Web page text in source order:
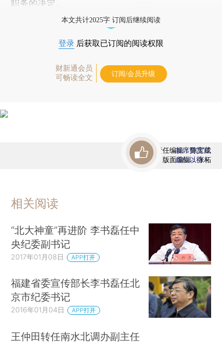
职务的决定。
本文共计2025字 订阅后继续阅读
登录 后获取已订阅的阅读权限
财新通会员
可畅读全文
订阅/会员升级
责任编辑：陈宝成
版面编辑：张柘
首席赞赏官
虚位以待
相关阅读
“北大神童”再进阶 李书磊任中
央纪委副书记
2017年01月08日 APP打开
福建省委宣传部长李书磊任北
京市纪委书记
2016年01月04日 APP打开
王仲田转任南水北调办副主任